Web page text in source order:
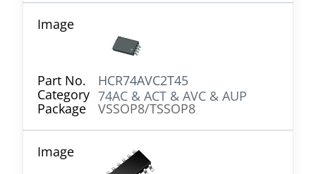
HCR74AVC2T45
74AC & ACT & AVC & AUP
VSSOP8/TSSOP8